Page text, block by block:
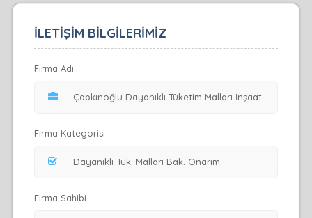
İLETİŞİM BİLGİLERİMİZ
Firma Adı
Firma Kategorisi
Firma Sahibi